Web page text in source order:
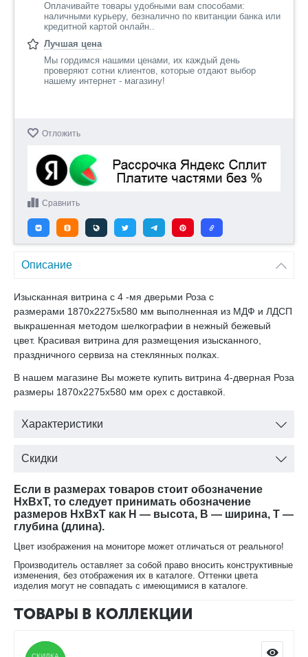
Оплачивайте товары удобными вам способами:
наличными курьеру, безналично по квитанции банка или
кредитной картой онлайн..
Лучшая цена
Мы гордимся нашими ценами, их каждый день
проверяют сотни клиентов, которые отдают выбор
нашему интернет - магазину!
Отложить
Сравнить
Описание
Изысканная витрина с 4 -мя дверьми Роза с
размерами 1870x2275x580 мм выполненная из МДФ и ЛДСП
выкрашенная методом шелкографии в нежный бежевый
цвет. Красивая витрина для размещения изысканного,
праздничного сервиза на стеклянных полках.
В нашем магазине Вы можете купить витрина 4-дверная Роза
размеры 1870x2275x580 мм орех с доставкой.
Характеристики
Скидки
Если в размерах товаров стоит обозначение
HxBxT, то следует принимать обозначение
размеров HxBxT как H — высота, B — ширина, T —
глубина (длина).
Цвет изображения на мониторе может отличаться от реального!
Производитель оставляет за собой право вносить конструктивные
изменения, без отображения их в каталоге. Оттенки цвета
изделия могут не совпадать с имеющимися в каталоге.
ТОВАРЫ В КОЛЛЕКЦИИ